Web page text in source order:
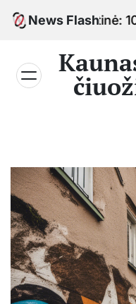
Skip
News Flash
sostinė: 10 vietų,